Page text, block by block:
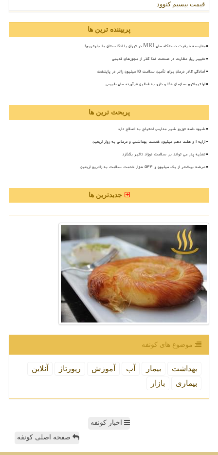
قیمت بیسیم کنوود
پربیننده ترین ها
مقایسه ظرفیت دستگاه های MRI در تهران با انگلستان ما جلوتریم!
تغییر ریل نظارت در صنعت غذا گذر از مجوزهای قدیمی
آمادگی کادر درمان برای تأمین سلامت 15 میلیون زائر در پایتخت
اولتیماتوم سازمان غذا و دارو به فعالین فرآورده های طبیعی
پربحث ترین ها
شیوه نامه توزیع شیر مدارس احتیاج به اصلاح دارد
ارایه ۱ و هفت دهم میلیون خدمت بهداشتی و درمانی به زوار اربعین
تغذیه پدر می تواند بر سلامت نوزاد تاثیر بگذارد
عرضه بیشتر از یک میلیون و ۵۴۴ هزار خدمت سلامت به زائرین اربعین
جدیدترین ها
موضوع های كونفه
بهداشت بیمار آب آموزش رپورتاژ
آنلاین
بیماری
بازار
اخبار کونفه
صفحه اصلی کونفه